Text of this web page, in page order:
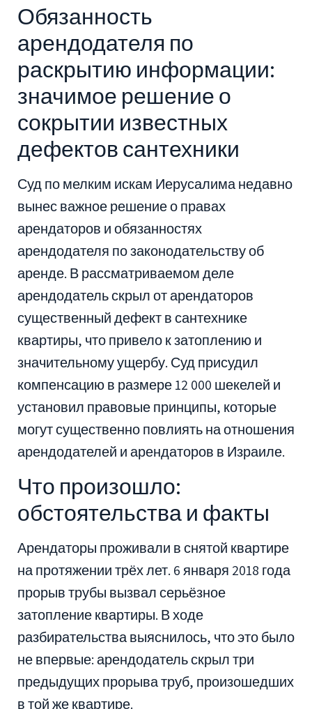
Обязанность
арендодателя по
раскрытию информации:
значимое решение о
сокрытии известных
дефектов сантехники
Суд по мелким искам Иерусалима недавно
вынес важное решение о правах
арендаторов и обязанностях
арендодателя по законодательству об
аренде. В рассматриваемом деле
арендодатель скрыл от арендаторов
существенный дефект в сантехнике
квартиры, что привело к затоплению и
значительному ущербу. Суд присудил
компенсацию в размере 12 000 шекелей и
установил правовые принципы, которые
могут существенно повлиять на отношения
арендодателей и арендаторов в Израиле.
Что произошло:
обстоятельства и факты
Арендаторы проживали в снятой квартире
на протяжении трёх лет. 6 января 2018 года
прорыв трубы вызвал серьёзное
затопление квартиры. В ходе
разбирательства выяснилось, что это было
не впервые: арендодатель скрыл три
предыдущих прорыва труб, произошедших
в той же квартире.